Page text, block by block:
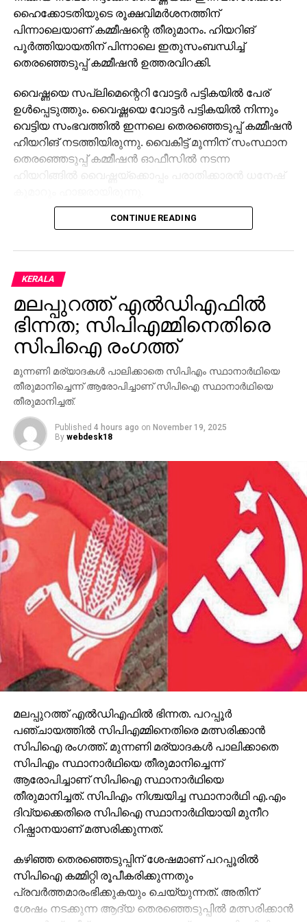
ഹൈക്കോടതിയുടെ രൂക്ഷവിമര്‍ശനത്തിന്
പിന്നാലെയാണ് കമ്മീഷന്റെ തീരുമാനം. ഹിയറിങ്
പൂര്‍ത്തിയായതിന് പിന്നാലെ ഇതുസംബന്ധിച്ച്
തെരഞ്ഞെടുപ്പ് കമ്മീഷന്‍ ഉത്തരവിറക്കി.
വൈഷ്ണയെ സപ്ലിമെന്റെറി വോട്ടര്‍ പട്ടികയില്‍ പേര്
ഉള്‍പ്പെടുത്തും. വൈഷ്ണയെ വോട്ടര്‍ പട്ടികയില്‍ നിന്നും
വെട്ടിയ സംഭവത്തില്‍ ഇന്നലെ തെരഞ്ഞെടുപ്പ് കമ്മീഷന്‍
ഹിയറിങ് നടത്തിയിരുന്നു. വൈകിട്ട് മൂന്നിന് സംസ്ഥാന
തെരഞ്ഞെടുപ്പ് കമ്മീഷന്‍ ഓഫീസില്‍ നടന്ന
ഹിയറിങ്ങില്‍ വൈഷ്ണയ്‌ക്കൊപ്പം പരാതിക്കാരന്‍ ധനേഷ്
വൈഷ്ണയുടെ ഹരജിയില്‍ ഹൈക്കോടതി നല്‍കിയ
തുടര്‍ന്നാണ് കമ്മീഷന്‍ ഹിയറിങ്ങിന് വിളിച്ചതും തുടര്‍ന്ന്
വോട്ടര്‍ പട്ടികയില്‍ ഉള്‍പ്പെടുത്തിയതും. മുട്ടട വാര്‍ഡില്‍
വ്യാജ മേല്‍വിലാസം ഉപയോഗിച്ച് വൈഷ്ണയും
കുടുംബാംഗങ്ങളും വോട്ട് ചേര്‍ത്തു എന്നായിരുന്നു
പരാതി. മുട്ടടയിലെ സ്ഥിരതാമസക്കാരിയായ വൈഷ്ണയെ
സ്ഥിരതാമസക്കാരിയല്ലെന്ന പരാതിയുടെ
അടിസ്ഥാനത്തിലാണ് വോട്ടര്‍പട്ടികയില്‍ നിന്ന് കമ്മീഷന്‍
ഒഴിവാക്കിയത്.
എന്നാല്‍, വോട്ടര്‍ പട്ടികയില്‍ നിന്ന് ഒഴിവാക്കിയത്
അനീതിയാണെന്നും രാഷ്ട്രീയകാരണങ്ങളാല്‍
ഒഴിവാക്കുകയല്ല വേണ്ടതെന്നും ഹൈക്കോടതി
വിമര്‍ശിച്ചു. വോട്ടര്‍ പട്ടികയില്‍ ഉള്‍പ്പെടുത്താനുള്ള
നടപടിയെടുക്കണം. മത്സരിക്കാന്‍ ഇറങ്ങിയ ഒരാളെ
രാഷ്ട്രീയ കാരണത്താല്‍ ഒഴിവാക്കുകയല്ല വേണ്ടത്. 24
വയസുള്ള പെണ്‍കുട്ടിക്ക് സാങ്കേതിക കാരണം പറഞ്ഞ്
തെരഞ്ഞെടുപ്പ് മത്സരിക്കാനുള്ള സാധ്യത
ഇല്ലാതാക്കരുതെന്നും കോടതി പറഞ്ഞിരുന്നു.
CONTINUE READING
KERALA
മലപ്പുറത്ത് എല്‍ഡിഎഫില്‍
ഭിന്നത; സിപിഎമ്മിനെതിരെ
സിപിഐ രംഗത്ത്
മുന്നണി മര്യാദകള്‍ പാലിക്കാതെ സിപിഎം സ്ഥാനാര്‍ഥിയെ
തീരുമാനിച്ചെന്ന് ആരോപിച്ചാണ് സിപിഐ സ്ഥാനാര്‍ഥിയെ
തീരുമാനിച്ചത്.
Published 4 hours ago on November 19, 2025
By webdesk18
മലപ്പുറത്ത് എല്‍ഡിഎഫില്‍ ഭിന്നത. പറപ്പൂര്‍
പഞ്ചായത്തില്‍ സിപിഎമ്മിനെതിരെ മത്സരിക്കാന്‍
സിപിഐ രംഗത്ത്. മുന്നണി മര്യാദകള്‍ പാലിക്കാതെ
സിപിഎം സ്ഥാനാര്‍ഥിയെ തീരുമാനിച്ചെന്ന്
ആരോപിച്ചാണ് സിപിഐ സ്ഥാനാര്‍ഥിയെ
തീരുമാനിച്ചത്. സിപിഎം നിശ്ചയിച്ച സ്ഥാനാര്‍ഥി എ.എം
ദിവ്യക്കെതിരെ സിപിഐ സ്ഥാനാര്‍ഥിയായി മുനീറ
റിഷ്ഫാനയാണ് മത്സരിക്കുന്നത്.
കഴിഞ്ഞ തെരഞ്ഞെടുപ്പിന് ശേഷമാണ് പറപ്പൂരില്‍
സിപിഐ കമ്മിറ്റി രൂപീകരിക്കുന്നതും
പ്രവര്‍ത്തമാരംഭിക്കുകയും ചെയ്യുന്നത്. അതിന്
ശേഷം നടക്കുന്ന ആദ്യ തെരഞ്ഞെടുപ്പില്‍ മത്സരിക്കാന്‍